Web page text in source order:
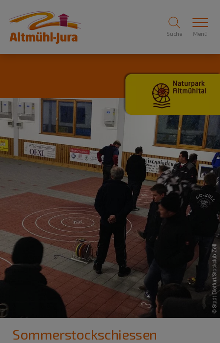
Suche Menü
Sommerstockschiessen